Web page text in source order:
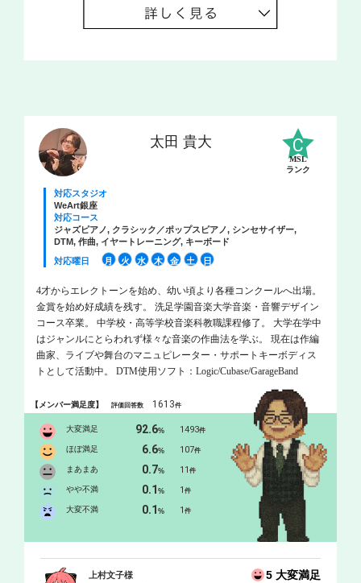
太田 貴大
MSL
ランク
対応スタジオ
WeArt銀座
対応コース
ジャズピアノ, クラシック／ポップスピアノ, シンセサイザー,
DTM, 作曲, イヤートレーニング, キーボード
対応曜日
月 火 水 木 金 土 日
4才からエレクトーンを始め、幼い頃より各種コンクールへ出場。
金賞を始め好成績を残す。 洗足学園音楽大学音楽・音響デザイン
コース卒業。 中学校・高等学校音楽科教職課程修了。 大学在学中
はジャンルにとらわれず様々な音楽の作曲法を学ぶ。 現在は作編
曲家、ライブや舞台のマニュピレーター・サポートキーボディス
トとして活動中。 DTM使用ソフト：Logic/Cubase/GarageBand
【メンバー満足度】評価回答数 1613件
大変満足 92.6% 1493件
ほぼ満足 6.6% 107件
まあまあ 0.7% 11件
やや不満 0.1% 1件
大変不満 0.1% 1件
上村文子様 5 大変満足